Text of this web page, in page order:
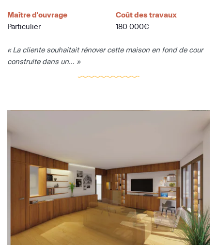
Maître d'ouvrage
Particulier
Coût des travaux
180 000€
« La cliente souhaitait rénover cette maison en fond de cour
construite dans un... »